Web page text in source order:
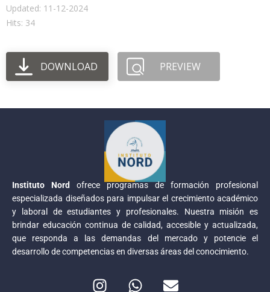
Updated: 11-12-2024
Hits: 34
DOWNLOAD PREVIEW
Instituto Nord
ofrece programas de formación profesional
especializada diseñados para impulsar el crecimiento académico
y laboral de estudiantes y profesionales. Nuestra misión es
brindar educación continua de calidad, accesible y actualizada,
que responda a las demandas del mercado y potencie el
desarrollo de competencias en diversas áreas del conocimiento.